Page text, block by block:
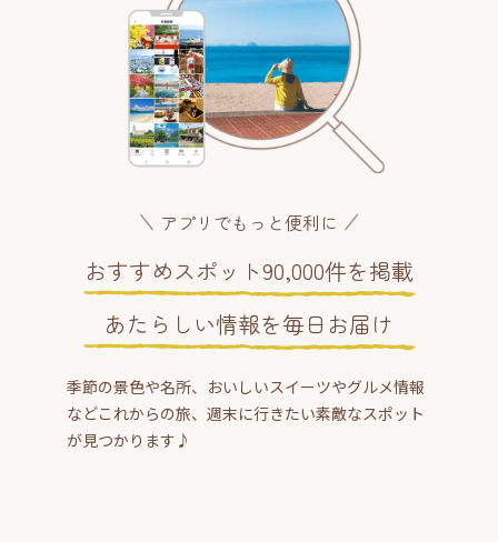
アプリでもっと便利に
おすすめスポット90,000件を掲載
あたらしい情報を毎日お届け
季節の景色や名所、おいしいスイーツやグルメ情報
などこれからの旅、週末に行きたい素敵なスポット
が見つかります♪